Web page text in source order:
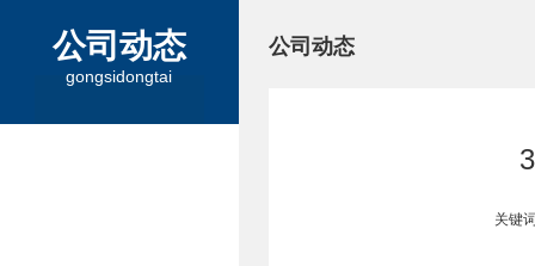
公司动态
gongsidongtai
公司动态
关键